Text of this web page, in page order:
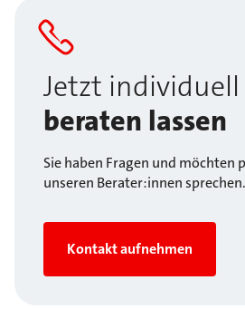
Jetzt individuell
beraten lassen
Sie haben Fragen und möchten
unseren Berater:innen sprechen.
Kontakt aufnehmen